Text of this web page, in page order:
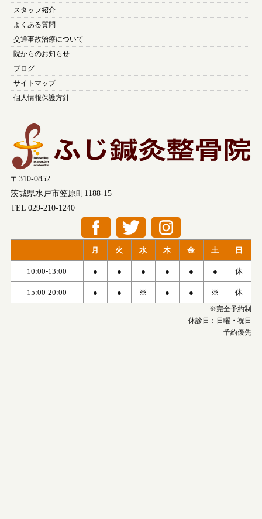
スタッフ紹介
よくある質問
交通事故治療について
院からのお知らせ
ブログ
サイトマップ
個人情報保護方針
〒310-0852
茨城県水戸市笠原町1188-15
TEL 029-210-1240
月 火 水 木 金 土 日
10:00-13:00 ● ● ● ● ● ● 休
15:00-20:00 ● ● ※ ● ● ※ 休
※完全予約制
休診日：日曜・祝日
予約優先